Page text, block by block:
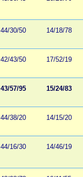
44/30/50 14/18/78
42/43/50 17/52/19
43/57/95 15/24/83
44/38/20 14/15/20
44/16/30 14/46/19